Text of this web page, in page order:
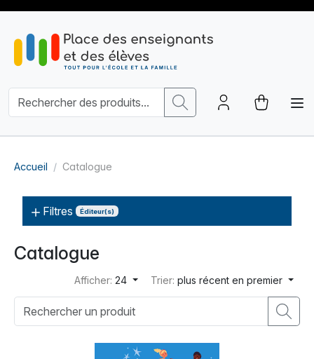
Accueil Catalogue
Filtres Éditeur(s)
Catalogue
Afficher:24 Trier:plus récent en premier